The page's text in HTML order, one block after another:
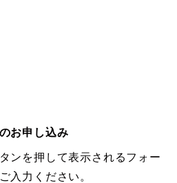
お申し込み
ンを押して表示されるフォー
入力ください。